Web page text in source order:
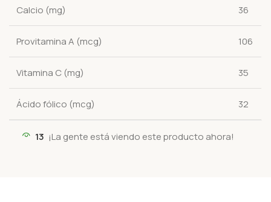
Calcio (mg) 36
Provitamina A (mcg) 106
Vitamina C (mg) 35
Ácido fólico (mcg) 32
13 ¡La gente está viendo este producto ahora!